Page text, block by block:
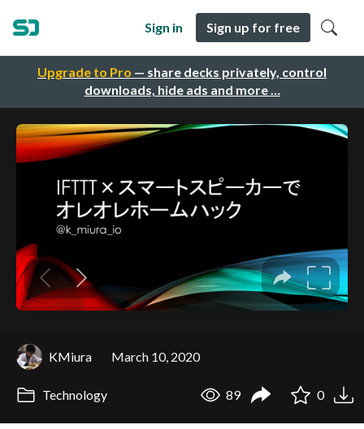
Upgrade to Pro — share decks privately, control
downloads, hide ads and more …
Sign in Sign up for free
KMiura March 10, 2020
Technology 89 0